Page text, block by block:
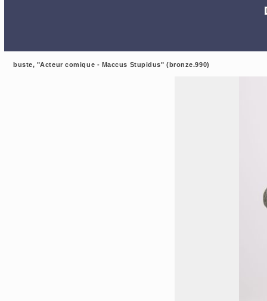
buste, "Acteur comique - Maccus Stupidus" (bronze.990)